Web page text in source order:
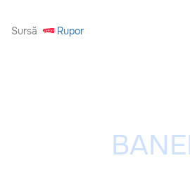
Sursă Rupor